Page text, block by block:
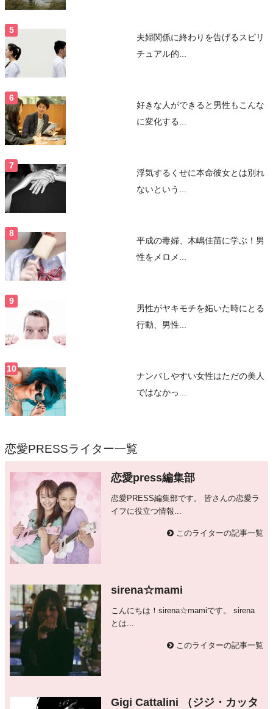
夫婦関係に終わりを告げるスピリ
チュアル的...
好きな人ができると男性もこんな
に変化する...
浮気するくせに本命彼女とは別れ
ないという...
平成の毒婦、木嶋佳苗に学ぶ！男
性をメロメ...
男性がヤキモチを妬いた時にとる
行動、男性...
ナンパしやすい女性はただの美人
ではなかっ...
恋愛PRESSライター一覧
恋愛press編集部
恋愛PRESS編集部です。 皆さんの恋愛ラ
イフに役立つ情報...
このライターの記事一覧
sirena☆mami
こんにちは！sirena☆mamiです。 sirena
とは...
このライターの記事一覧
Gigi Cattalini （ジジ・カッタ